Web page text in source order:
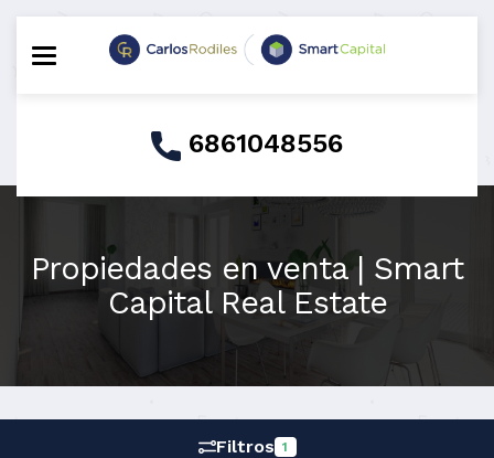
Toggle navigation
6861048556
Propiedades en venta | Smart
Capital Real Estate
Filtros 1